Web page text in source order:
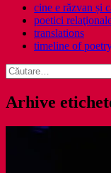
cine e răzvan și
poetici
translations
timeline of
Caută
după:
Arhive